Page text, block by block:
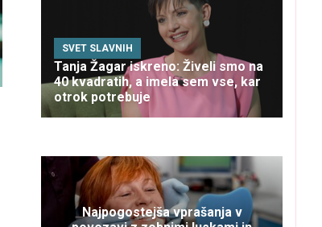
SVET SLAVNIH
Tanja Žagar iskreno: Živeli smo na
40 kvadratih, a imela sem vse, kar
otrok potrebuje
Najpogostejša vprašanja v